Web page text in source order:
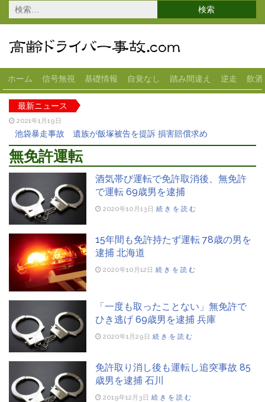
検
索:
ホーム 信号無視 基礎情報 自覚なし 踏み間違え 逆走 飲酒
最新ニュース
2021年1月19日
池袋暴走事故 遺族が飯塚被告を提訴 損害賠償求め
2020年12月18日
高齢女性が運転の車がスーパーに突っ込む 宇都宮
2020年11月13日
70代女性が運転のベンツが横転 大田区
2020年10月28日
82歳男性の車がコンビニに突っ込む 1人ケガ 岐阜県
2020年10月22日
スーパーに83歳女性の車が突っ込む 1人ケガ 大垣市
2021年3月5日
75歳男性が運転の車が地下鉄の入口に突っ込む 新宿
無免許運転
酒気帯び運転で免許取消後、無免許
で運転 69歳男を逮捕
2020年10月13日 続きを読む
15年間も免許持たず運転 78歳の男を
逮捕 北海道
2020年10月12日 続きを読む
「一度も取ったことない」無免許で
ひき逃げ 69歳男を逮捕 兵庫
2020年1月29日 続きを読む
免許取り消し後も運転し追突事故 85
歳男を逮捕 石川
2019年12月3日 続きを読む